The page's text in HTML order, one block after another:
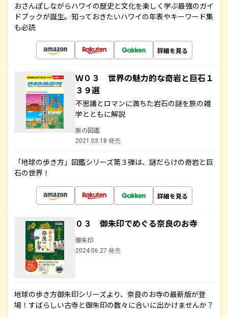
おさんぽしながらハワイの歴史と文化を楽しく学ぶ最強のガイ
ドブックが誕生。知っておきたいハワイの年表やキーワード集
も必読
詳細を見る
Ｗ０３ 世界の魅力的な奇岩と巨石１
３９選
不思議とロマンに満ちた岩石の謎を旅の雑
学とともに解説
旅の図鑑
2021.03.18 発売
「地球の歩き方」図鑑シリーズ第３弾は、謎だらけの奇岩と巨
石の世界！
詳細を見る
０３ 御朱印でめぐる奈良のお寺
御朱印
2024.06.27 発売
地球の歩き方御朱印シリーズより、奈良のお寺の最新版が登
場！すばらしい古寺と御朱印の数々に合いに出かけませんか？